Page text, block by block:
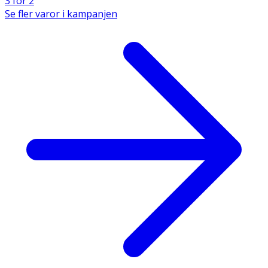
· Förvaras rent och torrt, i temperatur −20 °C till +50
· Förvaras utom syn- och räckhåll för barn.
TPE. H: 21dB, M: 21dB, L:21dB, SNR: 22dB. Nominell
Se fler varor i kampanjen